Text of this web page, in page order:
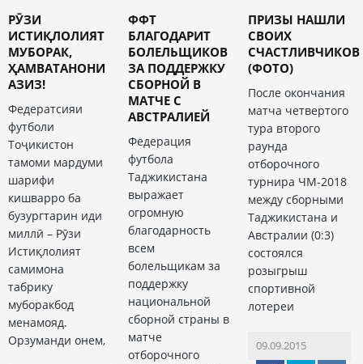
РӮЗИ
ИСТИҚЛОЛИЯТ
МУБОРАК,
ҲАМВАТАНОНИ
АЗИЗ!
Федератсияи
футболи
Тоҷикистон
тамоми мардуми
шарифи
кишварро ба
бузургтарин иди
миллӣ – Рӯзи
Истиқлолият
самимона
табрику
муборакбод
менамояд.
Орзуманди онем,
ФФТ
БЛАГОДАРИТ
БОЛЕЛЬЩИКОВ
ЗА ПОДДЕРЖКУ
СБОРНОЙ В
МАТЧЕ С
АВСТРАЛИЕЙ
Федерация
футбола
Таджикистана
выражает
огромную
благодарность
всем
болельщикам за
поддержку
национальной
сборной страны в
матче
отборочного
ПРИЗЫ НАШЛИ
СВОИХ
СЧАСТЛИВЧИКОВ
(ФОТО)
После окончания
матча четвертого
тура второго
раунда
отборочного
турнира ЧМ-2018
между сборными
Таджикистана и
Австралии (0:3)
состоялся
розыгрыш
спортивной
лотереи
09.09.2015